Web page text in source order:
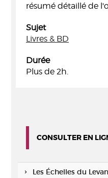
résumé détaillé de
Sujet
Livres & BD
Durée
Plus de 2h.
CONSULTER EN
Les Échelles du